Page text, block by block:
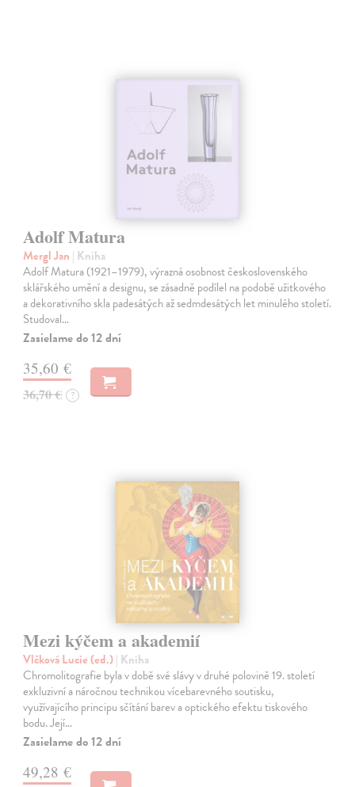
Adolf Matura
Mergl Jan | Kniha
Adolf Matura (1921–1979), výrazná osobnost československého
sklářského umění a designu, se zásadně podílel na podobě užitkového
a dekorativního skla padesátých až sedmdesátých let minulého století.
Studoval…
Zasielame do 12 dní
35,60 €
36,70 € ?
Mezi kýčem a akademií
Vlčková Lucie (ed.)| Kniha
Chromolitografie byla v době své slávy v druhé polovině 19. století
exkluzivní a náročnou technikou vícebarevného soutisku,
využívajícího principu sčítání barev a optického efektu tiskového
bodu. Její…
Zasielame do 12 dní
49,28 €